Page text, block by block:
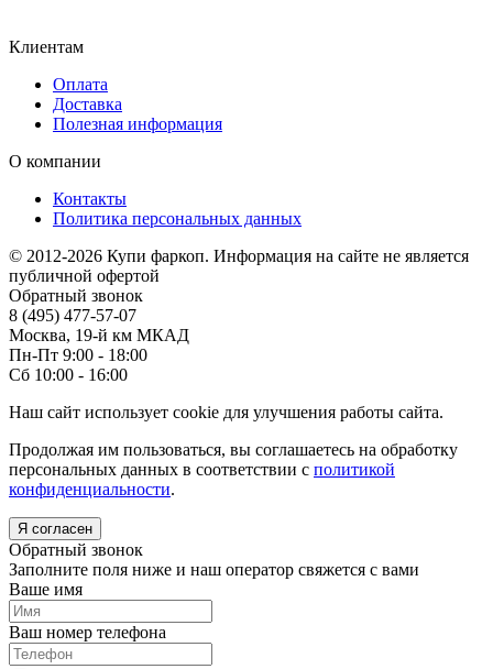
Клиентам
Оплата
Доставка
Полезная информация
О компании
Контакты
Политика персональных данных
© 2012-2026 Купи фаркоп. Информация на сайте не является
публичной офертой
Обратный звонок
8 (495) 477-57-07
Москва, 19-й км МКАД
Пн-Пт 9:00 - 18:00
Сб 10:00 - 16:00
Наш сайт использует cookie для улучшения работы сайта.
Продолжая им пользоваться, вы соглашаетесь на обработку
персональных данных в соответствии с политикой
конфиденциальности.
Я согласен
Обратный звонок
Заполните поля ниже и наш оператор свяжется с вами
Ваше имя
Ваш номер телефона